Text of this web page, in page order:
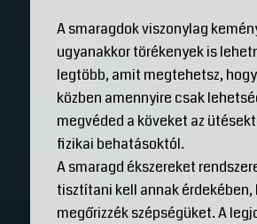
A smaragdok viszonylag
ugyanakkor törékenyek is
legtöbb, amit megtehetsz,
közben amennyire csak
megvéded a köveket az
fizikai behatásoktól.
A smaragd ékszereket
tisztítani kell annak érdekében,
megőrizzék szépségüket. A